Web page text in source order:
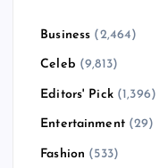
Business (2,464)
Celeb (9,813)
Editors' Pick(1,396)
Entertainment(29)
Fashion (533)